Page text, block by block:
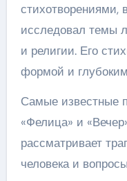
стихотворениями,
исследовал темы
и религии. Его
формой и
Самые известные
«Фелица» и
рассматривает
человека и